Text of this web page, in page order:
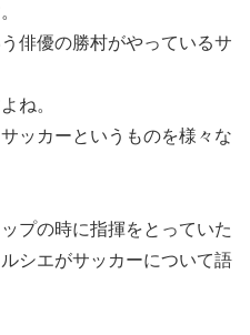
俳優の勝村がやっているサ
ね。
ッカーというものを様々な
プの時に指揮をとっていた
シエがサッカーについて語